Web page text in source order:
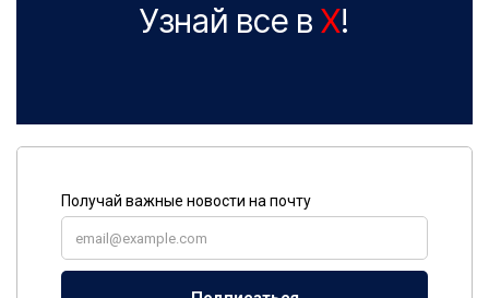
Узнай все в X!